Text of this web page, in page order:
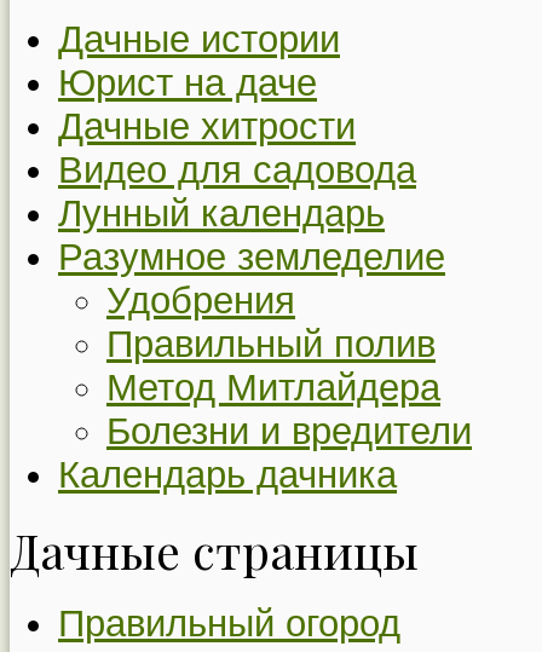
Дачные истории
Юрист на даче
Дачные хитрости
Видео для садовода
Лунный календарь
Разумное земледелие
Удобрения
Правильный полив
Метод Митлайдера
Болезни и вредители
Календарь дачника
Дачные страницы
Правильный огород